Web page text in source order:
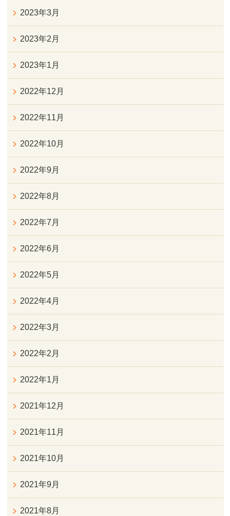
2023年3月
2023年2月
2023年1月
2022年12月
2022年11月
2022年10月
2022年9月
2022年8月
2022年7月
2022年6月
2022年5月
2022年4月
2022年3月
2022年2月
2022年1月
2021年12月
2021年11月
2021年10月
2021年9月
2021年8月